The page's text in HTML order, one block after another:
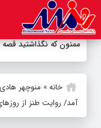
ممنون که نگذاشتید
خانه» منوچهر هادی
آمد/ روایت طنز از روزهای